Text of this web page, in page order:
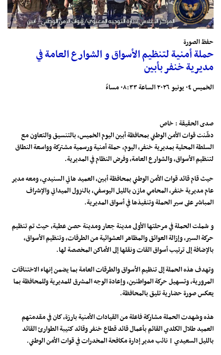
حفظ الصورة
حملة أمنية لتنظيم الأسواق و الشوارع العامة في
مديرية خنفر بأبين
الخميس ٠٤ يونيو ٢٠٢٦ الساعة ٠٨:٣٣ مساءً
صدى الحقيقة : خاص
​دشّنت قوات الأمن الوطني بمحافظة أبين اليوم الخميس، بالتنسيق والتعاون مع
السلطة المحلية بمديرية خنفر، اليوم، حملة أمنية ورسمية مشتركة وواسعة النطاق
لتنظيم الأسواق، والشوارع العامة، وفرض النظام في المديرية.
​حيث قام قائد قوات الأمن الوطني بمحافظة أبين، العميد هاني السنيدي، ومعه مدير
عام مديرية خنفر، المحامي مازن بالليل اليوسفي، بالنزول الميداني والإشراف
المباشر على سير الحملة وتنفيذها في أسواق المديرية.
و ​شملت الحملة في مرحلتها الأولى مدينة جعار ومدينة حصن عطية، حيث تم تنظيم
حركة السير، وإزالة العوائق والمظاهر العشوائية من الطرقات، وتنظيم الأسواق،
بالإضافة إلى ترتيب أسواق القات ونقلها إلى الأماكن المخصصة لها.
​وتهدف هذه الحملة إلى تنظيم الأسواق والطرقات العامة بما يضمن إنهاء الاختناقات
المرورية، وتسهيل حركة المواطنين، وإعادة الوجه المشرق للمديرية وللمحافظة بما
يعكس صورة حضارية تليق بالمحافظة.
هذه و​شهدت الحملة مشاركة فاعلة من القيادات الأمنية بارزة، كان في مقدمتهم ​
العميد طلال الكلدي القائم بأعمال قائد قطاع خنفر وقائد كتيبة الطوارئ ​القائد
بالليل السعيدي | نائب مدير إدارة مكافحة المخدرات في قوات الأمن الوطني.